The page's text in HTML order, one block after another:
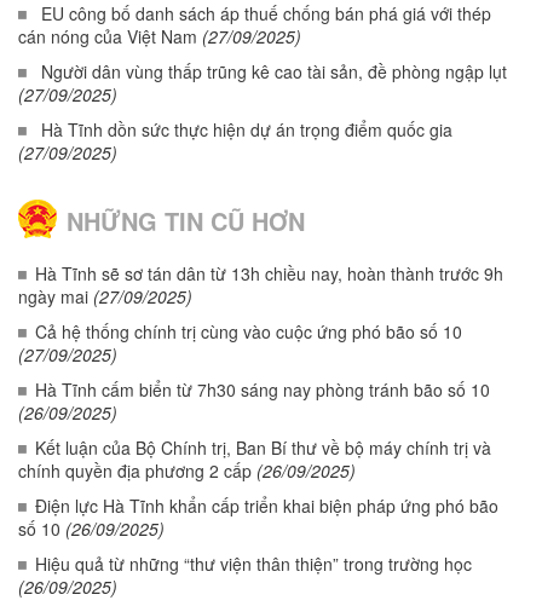
EU công bố danh sách áp thuế chống bán phá giá với thép
cán nóng của Việt Nam (27/09/2025)
Người dân vùng thấp trũng kê cao tài sản, đề phòng ngập lụt
(27/09/2025)
Hà Tĩnh dồn sức thực hiện dự án trọng điểm quốc gia
(27/09/2025)
NHỮNG TIN CŨ HƠN
Hà Tĩnh sẽ sơ tán dân từ 13h chiều nay, hoàn thành trước 9h
ngày mai (27/09/2025)
Cả hệ thống chính trị cùng vào cuộc ứng phó bão số 10
(27/09/2025)
Hà Tĩnh cấm biển từ 7h30 sáng nay phòng tránh bão số 10
(26/09/2025)
Kết luận của Bộ Chính trị, Ban Bí thư về bộ máy chính trị và
chính quyền địa phương 2 cấp (26/09/2025)
Điện lực Hà Tĩnh khẩn cấp triển khai biện pháp ứng phó bão
số 10 (26/09/2025)
Hiệu quả từ những “thư viện thân thiện” trong trường học
(26/09/2025)